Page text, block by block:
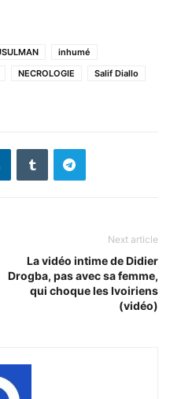
inhumé
NECROLOGIE
Salif Diallo
Next article
La vidéo intime de Didier
Drogba, pas avec sa femme,
qui choque les Ivoiriens
(vidéo)